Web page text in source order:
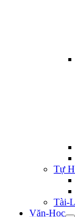
Tự
Tài-
Văn-Học